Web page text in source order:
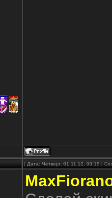
| Дата: Четверг, 01.11.12, 03:15 |